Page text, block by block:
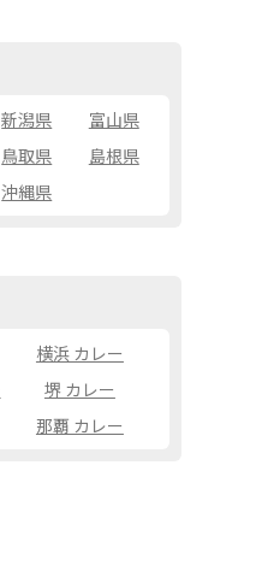
新潟県
富山県
鳥取県
島根県
沖縄県
横浜 カレー
堺 カレー
那覇 カレー